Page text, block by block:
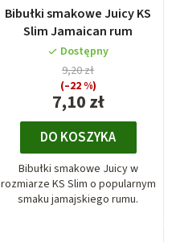
Bibułki smakowe Juicy KS
Slim Jamaican rum
Dostępny
7,10 zł
9,20 zł
(–22 %)
DO KOSZYKA
Bibułki smakowe Juicy w
rozmiarze KS Slim o popularnym
smaku jamajskiego rumu.